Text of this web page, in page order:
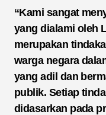
“Kami sangat
yang dialami oleh
merupakan
warga negara
yang adil dan
publik. Setiap
didasarkan pada